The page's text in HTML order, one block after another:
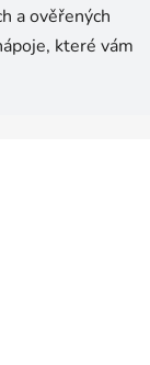
a ověřených
které vám